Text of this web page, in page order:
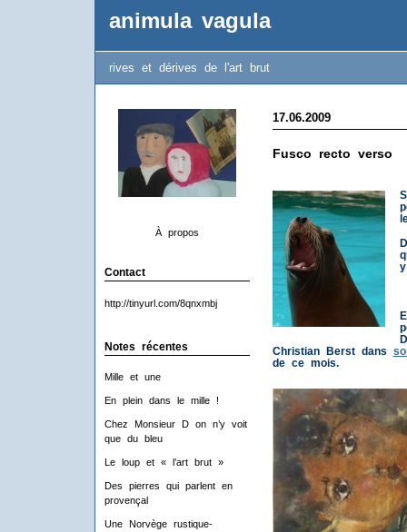
animula vagula
rives et dérives de l'art brut
À propos
Contact
http://tinyurl.com/8qnxmbj
Notes récentes
Mille et une
En plein dans le mille !
Chez Monsieur D on n’y voit
que du bleu
Le loup et « l’art brut »
Des pierres qui parlent en
provençal
Une Norvège rustique-
17.06.2009
Fusco recto verso
Christian Berst dans
de ce mois.